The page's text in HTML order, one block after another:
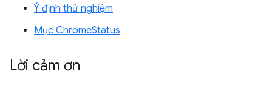
Ý định thử nghiệm
Mục ChromeStatus
Lời cảm ơn